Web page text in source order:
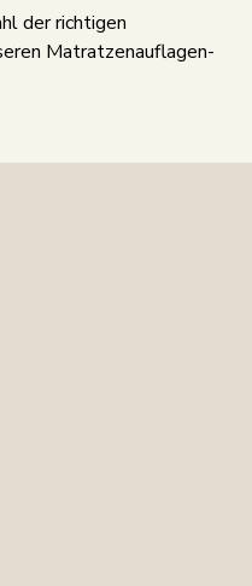
der richtigen
Matratzenauflagen-